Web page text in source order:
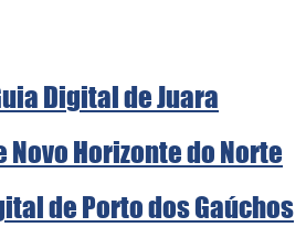
Digital de Juara
Novo Horizonte do Norte
de Porto dos Gaúchos